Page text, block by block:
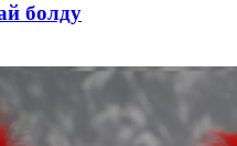
болду